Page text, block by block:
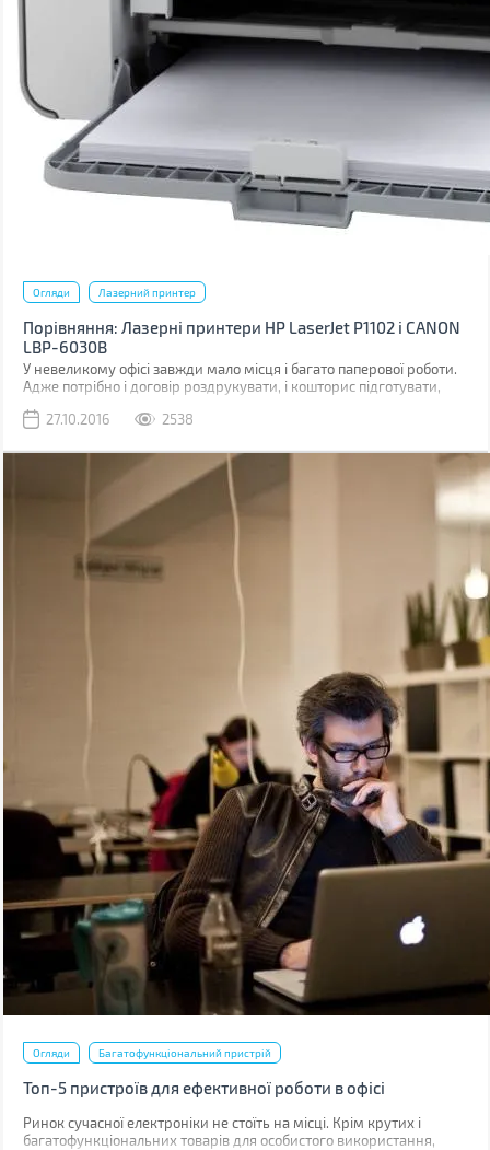
Огляди Лазерний принтер
Порівняння: Лазерні принтери HP LaserJet P1102 і CANON
LBP-6030B
У невеликому офісі завжди мало місця і багато паперової роботи.
Адже потрібно і договір роздрукувати, і кошторис підготувати,
обійтися. До того ж він не повинен займати багато місця.
27.10.2016 2538
Огляди Багатофункціональний пристрій
Топ-5 пристроїв для ефективної роботи в офісі
Ринок сучасної електроніки не стоїть на місці. Крім крутих і
багатофункціональних товарів для особистого використання,